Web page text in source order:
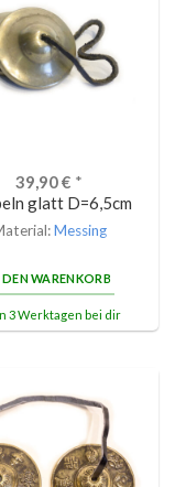
39,90€ *
glatt D=6,5cm
Messing
DEN WARENKORB
3 Werktagen bei dir